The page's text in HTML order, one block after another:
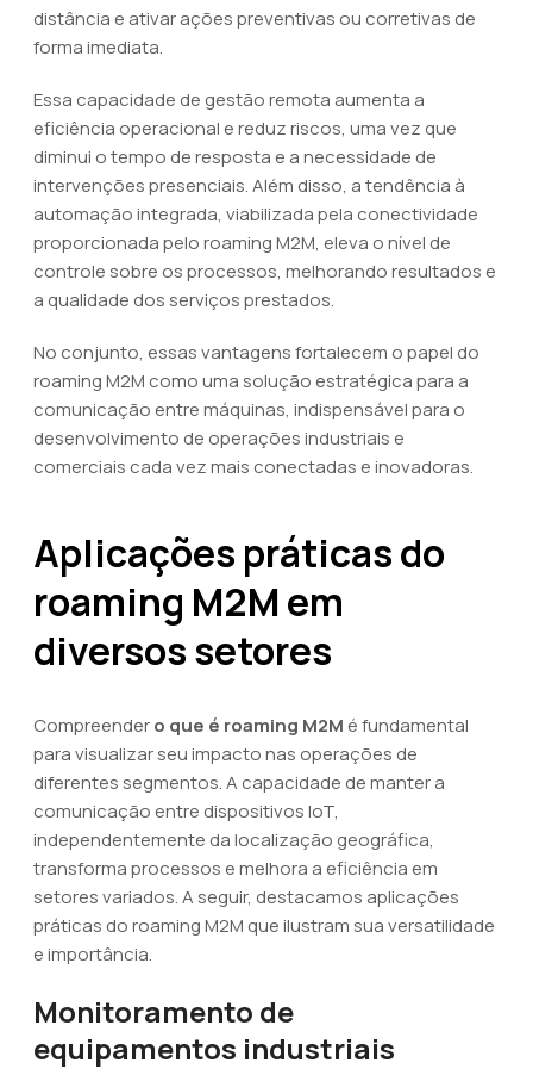
distância e ativar ações preventivas ou corretivas de
forma imediata.
Essa capacidade de gestão remota aumenta a
eficiência operacional e reduz riscos, uma vez que
diminui o tempo de resposta e a necessidade de
intervenções presenciais. Além disso, a tendência à
automação integrada, viabilizada pela conectividade
proporcionada pelo roaming M2M, eleva o nível de
controle sobre os processos, melhorando resultados e
a qualidade dos serviços prestados.
No conjunto, essas vantagens fortalecem o papel do
roaming M2M como uma solução estratégica para a
comunicação entre máquinas, indispensável para o
desenvolvimento de operações industriais e
comerciais cada vez mais conectadas e inovadoras.
Aplicações práticas do
roaming M2M em
diversos setores
Compreendero que é roaming M2M é fundamental
para visualizar seu impacto nas operações de
diferentes segmentos. A capacidade de manter a
comunicação entre dispositivos IoT,
independentemente da localização geográfica,
transforma processos e melhora a eficiência em
setores variados. A seguir, destacamos aplicações
práticas do roaming M2M que ilustram sua versatilidade
e importância.
Monitoramento de
equipamentos industriais